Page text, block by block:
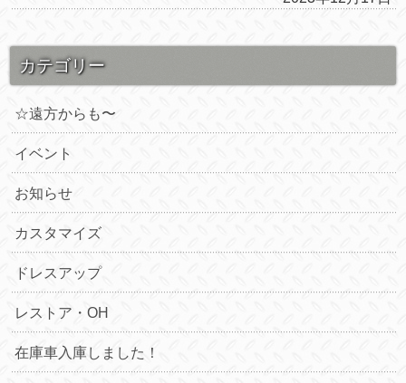
カテゴリー
☆遠方からも〜
イベント
お知らせ
カスタマイズ
ドレスアップ
レストア・OH
在庫車入庫しました！